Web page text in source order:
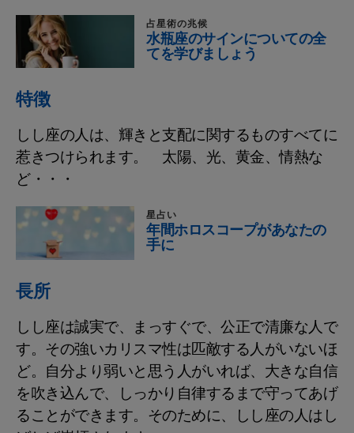
占星術の兆候
水瓶座のサインについての全
てを学びましょう
特徴
しし座の人は、輝きと支配に関するものすべてに
惹きつけられます。 太陽、光、黄金、情熱な
ど・・・
星占い
年間ホロスコープがあなたの
手に
長所
しし座は誠実で、まっすぐで、公正で清廉な人で
す。その強いカリスマ性は匹敵する人がいないほ
ど。自分より弱いと思う人がいれば、大きな自信
を吹き込んで、しっかり自律するまで守ってあげ
ることができます。そのために、しし座の人はし